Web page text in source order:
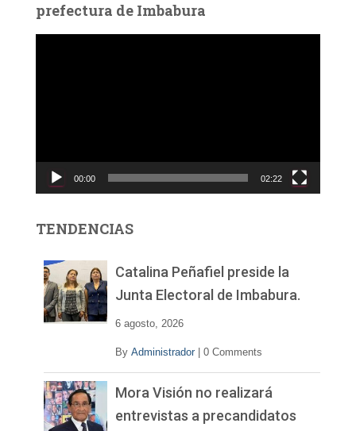
prefectura de Imbabura
c
d
00:00 02:22
TENDENCIAS
Catalina Peñafiel preside la
Junta Electoral de Imbabura.
6 agosto, 2026
By Administrador 0 Comments
Mora Visión no realizará
entrevistas a precandidatos